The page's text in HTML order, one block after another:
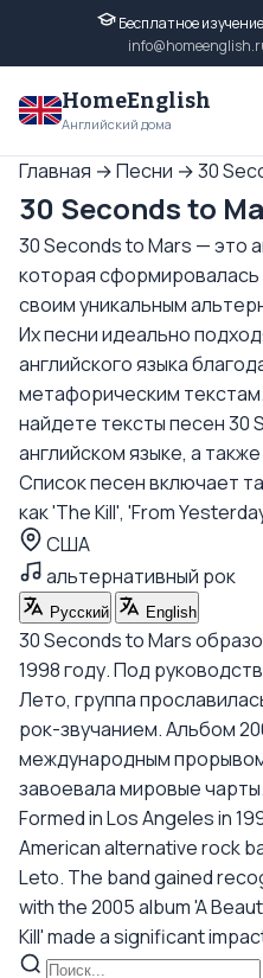
Бесплатное
HomeEnglish
Английский дома
Главная →Песни →30
30 Seconds to
30 Seconds to Mars — это
которая сформировалась
своим уникальным
Их песни идеально
английского языка
метафорическим
найдете тексты песен 30
английском языке, а
Список песен включает
как 'The Kill', 'From
США
альтернативный рок
Русский English
30 Seconds to Mars
1998 году. Под
Лето, группа
рок-звучанием. Альбом
международным
завоевала мировые чарты.
Formed in Los Angeles in
American alternative rock
Leto. The band gained
with the 2005 album 'A
Kill' made a significant